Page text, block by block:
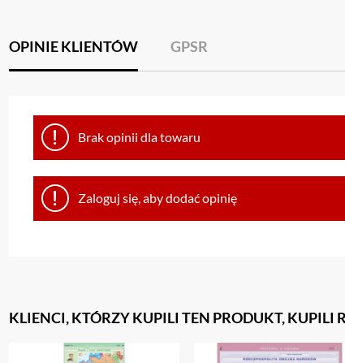
OPINIE KLIENTÓW GPSR
Brak opinii dla towaru
Zaloguj się, aby dodać opinię
KLIENCI, KTÓRZY KUPILI TEN PRODUKT, KUPILI